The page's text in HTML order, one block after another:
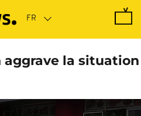
la situation